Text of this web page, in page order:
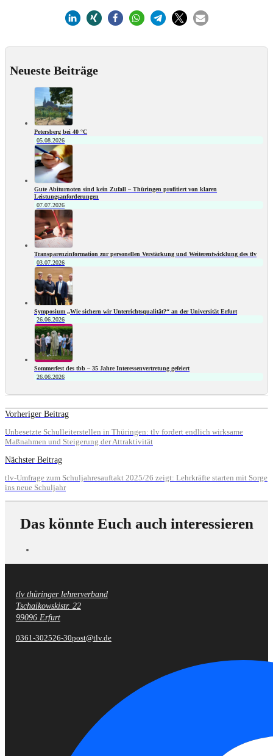
Neueste Beiträge
Petersberg bei 40 °C
05.08.2026
Gute Abiturnoten sind kein Zufall – Thüringen profitiert von klaren
Leistungsanforderungen
07.07.2026
Transparenzinformation zur personellen Verstärkung und Weiterentwicklung des tlv
03.07.2026
Symposium „Wie sichern wir Unterrichtsqualität?“ an der Universität Erfurt
26.06.2026
Sommerfest des tbb – 35 Jahre Interessenvertretung gefeiert
26.06.2026
Vorheriger Beitrag
Unbesetzte Schulleiterstellen in Thüringen: tlv fordert endlich wirksame
Maßnahmen und Steigerung der Attraktivität
Nächster Beitrag
tlv-Umfrage zum Schuljahresauftakt 2025/26 zeigt: Lehrkräfte starten mit Sorge
ins neue Schuljahr
Das könnte Euch auch interessieren
Fußzeile
tlv thüringer lehrerverband
Tschaikowskistr. 22
99096 Erfurt
0361-302526-30post@tlv.de